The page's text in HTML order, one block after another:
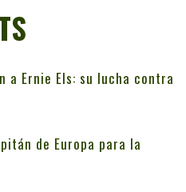
a Ernie Els: su lucha contra
de Europa para la